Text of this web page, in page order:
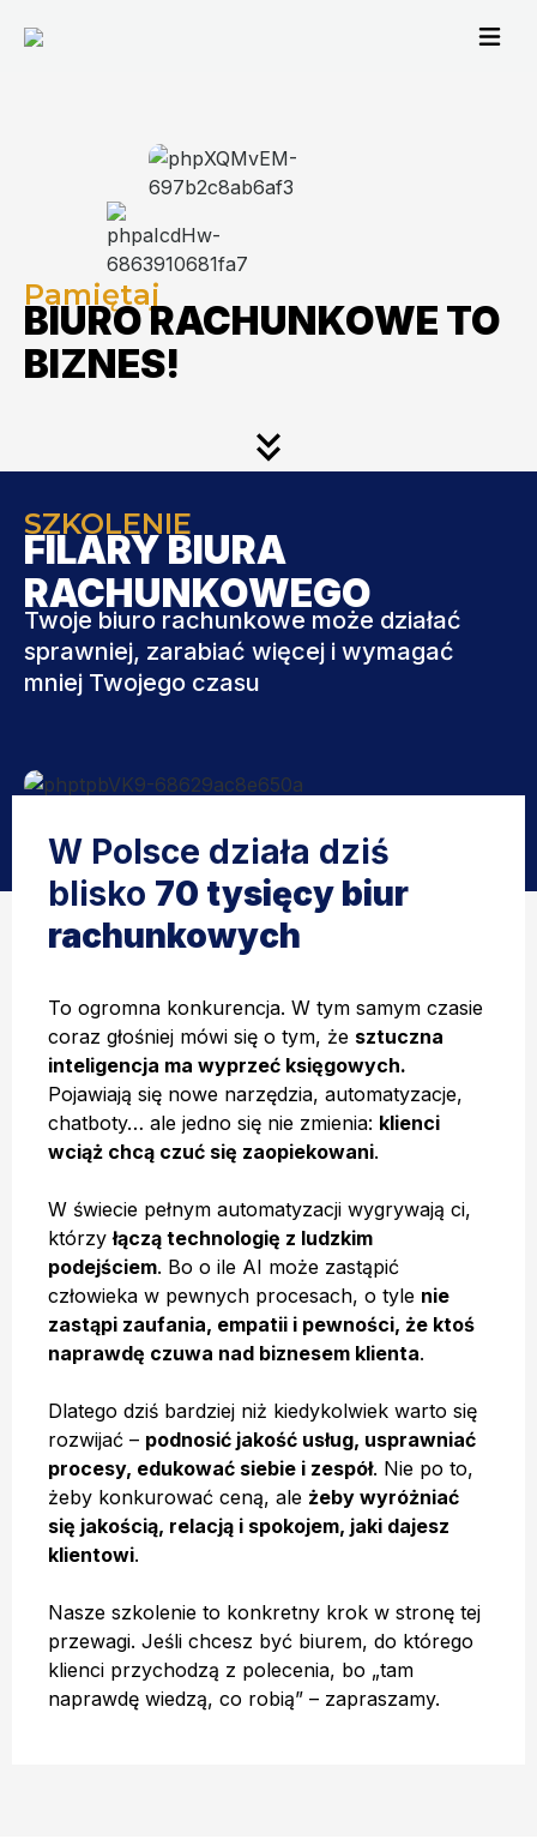
Pamiętaj
BIURO RACHUNKOWE TO
BIZNES!
SZKOLENIE
FILARY BIURA
RACHUNKOWEGO
Twoje biuro rachunkowe może działać
sprawniej, zarabiać więcej i wymagać
mniej Twojego czasu
W Polsce działa dziś
blisko 70 tysięcy biur
rachunkowych
To ogromna konkurencja. W tym samym czasie
coraz głośniej mówi się o tym, że sztuczna
inteligencja ma wyprzeć księgowych.
Pojawiają się nowe narzędzia, automatyzacje,
chatboty… ale jedno się nie zmienia: klienci
wciąż chcą czuć się zaopiekowani.
W świecie pełnym automatyzacji wygrywają ci,
którzyłączą technologię z ludzkim
podejściem. Bo o ile AI może zastąpić
człowieka w pewnych procesach, o tyle nie
zastąpi zaufania, empatii i pewności, że ktoś
naprawdę czuwa nad biznesem klienta.
Dlatego dziś bardziej niż kiedykolwiek warto się
rozwijać – podnosić jakość usług, usprawniać
procesy, edukować siebie i zespół. Nie po to,
żeby konkurować ceną, ale żeby wyróżniać
się jakością, relacją i spokojem, jaki dajesz
klientowi.
Nasze szkolenie to konkretny krok w stronę tej
przewagi. Jeśli chcesz być biurem, do którego
klienci przychodzą z polecenia, bo „tam
naprawdę wiedzą, co robią” – zapraszamy.